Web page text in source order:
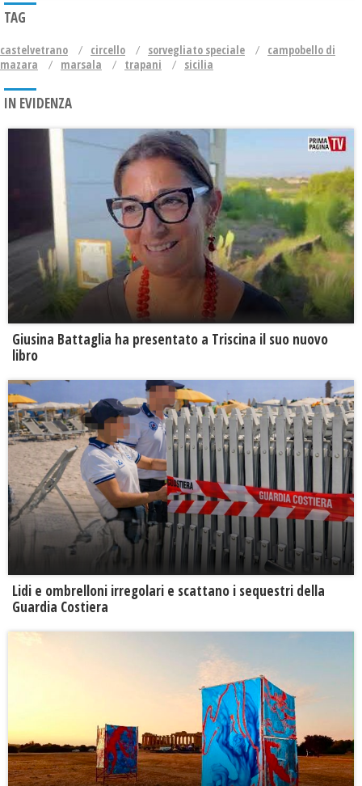
TAG
castelvetrano circello sorvegliato speciale
campobello di
mazara
marsala trapani sicilia
IN EVIDENZA
Giusina Battaglia ha presentato a Triscina il suo nuovo
libro
Lidi e ombrelloni irregolari e scattano i sequestri della
Guardia Costiera